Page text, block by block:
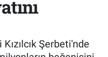
Şerbeti'nde